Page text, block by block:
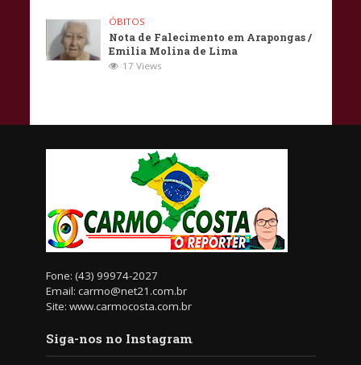
ÓBITOS
Nota de Falecimento em Arapongas /
Emilia Molina de Lima
17 Views
Fone: (43) 99974-2027
Email: carmo@net21.com.br
Site: www.carmocosta.com.br
Siga-nos no Instagram